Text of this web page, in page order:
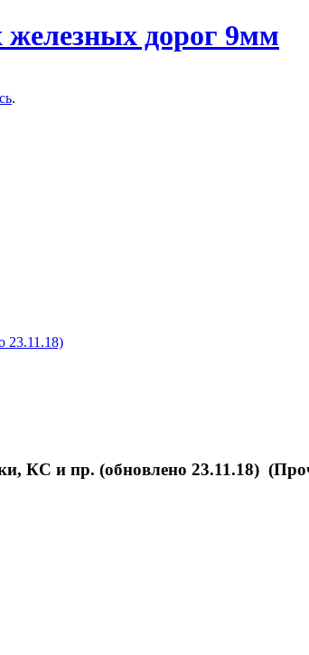
.
23.11.18)
КС и пр. (обновлено 23.11.18)